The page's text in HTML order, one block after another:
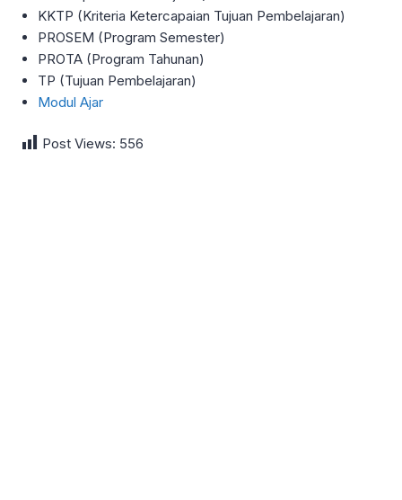
KKTP (Kriteria Ketercapaian Tujuan Pembelajaran)
PROSEM (Program Semester)
PROTA (Program Tahunan)
TP (Tujuan Pembelajaran)
Modul Ajar
Post Views: 556